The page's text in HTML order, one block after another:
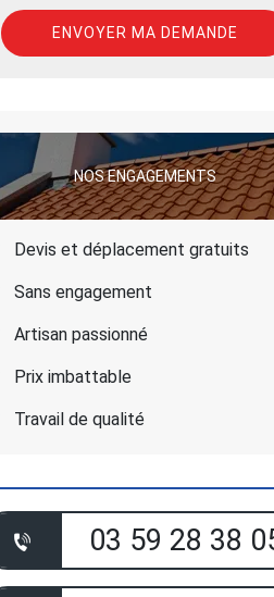
NOS ENGAGEMENTS
Devis et déplacement gratuits
Sans engagement
Artisan passionné
Prix imbattable
Travail de qualité
03 59 28 38